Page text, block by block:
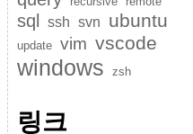
sql ssh svn ubuntu
update vim vscode
windows zsh
링크